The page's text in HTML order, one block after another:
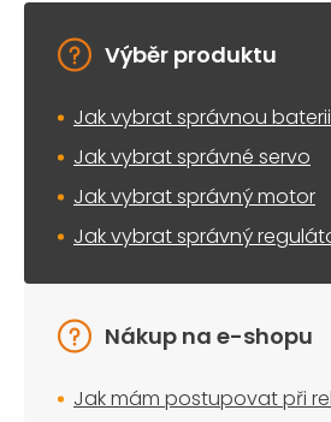
Výběr produktu
Jak vybrat správnou baterii
Jak vybrat správné servo
Jak vybrat správný motor
Jak vybrat správný
Nákup na e-shopu
Jak mám postupovat při